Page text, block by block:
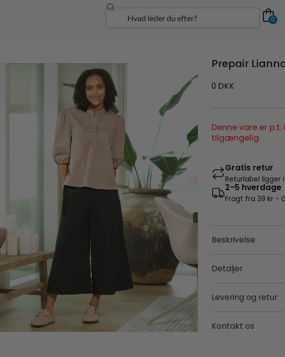
Søg 0
Prepair
0 DKK
Denne vare er
tilgængelig.
Gratis retur
Returlabel ligger
2-5 hverdage
Fragt fra 39 kr -
Beskrivelse
Detaljer
Levering og retur
Kontakt os